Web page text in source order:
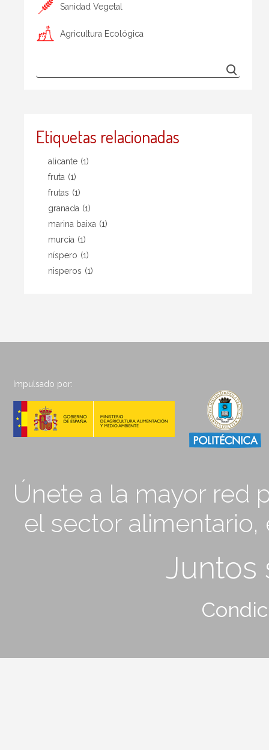
Sanidad Vegetal
Agricultura Ecológica
Etiquetas relacionadas
alicante (1)
fruta (1)
frutas (1)
granada (1)
marina baixa (1)
murcia (1)
níspero (1)
nisperos (1)
Impulsado por:
Únete a la mayor red
el sector
Juntos